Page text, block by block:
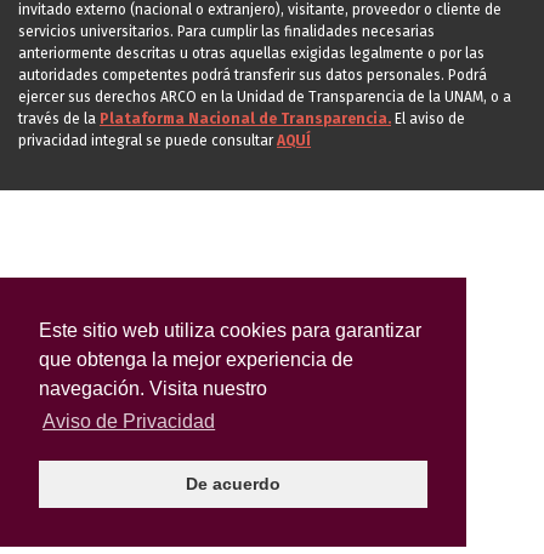
Este sitio web utiliza cookies para garantizar
que obtenga la mejor experiencia de
navegación. Visita nuestro
Aviso de Privacidad
De acuerdo
invitado externo (nacional o extranjero), visitante, proveedor o cliente de
servicios universitarios. Para cumplir las finalidades necesarias
anteriormente descritas u otras aquellas exigidas legalmente o por las
autoridades competentes podrá transferir sus datos personales. Podrá
ejercer sus derechos ARCO en la Unidad de Transparencia de la UNAM, o a
través de la Plataforma Nacional de Transparencia. El aviso de
privacidad integral se puede consultarAQUÍ